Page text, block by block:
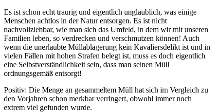
Es ist schon echt traurig und eigentlich unglaublich, was einige
Menschen achtlos in der Natur entsorgen. Es ist nicht
nachvollziehbar, wie man sich das Umfeld, in dem wir mit unseren
Familien leben, so verdrecken und verschmutzen können! Auch
wenn die unerlaubte Müllablagerung kein Kavaliersdelikt ist und in
vielen Fällen mit hohen Strafen belegt ist, muss es doch eigentlich
eine Selbstverständlichkeit sein, dass man seinen Müll
ordnungsgemäß entsorgt!
Positiv: Die Menge an gesammeltem Müll hat sich im Vergleich zu
den Vorjahren schon merkbar verringert, obwohl immer noch
extrem viel gefunden wurde.